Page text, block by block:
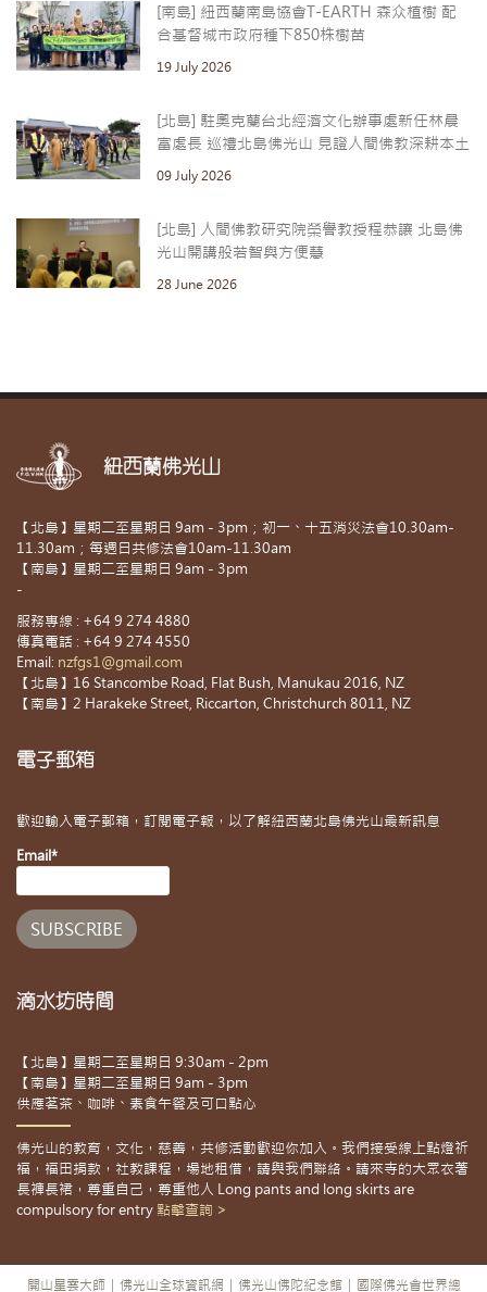
[南島] 紐西蘭南島協會T-EARTH 森众植樹 配
合基督城市政府種下850株樹苗
19 July 2026
[北島] 駐奧克蘭台北經濟文化辦事處新任林晨
富處長 巡禮北島佛光山 見證人間佛教深耕本土
09 July 2026
[北島] 人間佛教研究院榮譽教授程恭讓 北島佛
光山開講般若智與方便慧
28 June 2026
紐西蘭佛光山
【北島】星期二至星期日 9am - 3pm；初一、十五消災法會10.30am-
11.30am；每週日共修法會10am-11.30am
【南島】星期二至星期日 9am - 3pm
-
服務專線 : +64 9 274 4880
傳真電話 : +64 9 274 4550
Email: nzfgs1@gmail.com
【北島】16 Stancombe Road, Flat Bush, Manukau 2016, NZ
【南島】2 Harakeke Street, Riccarton, Christchurch 8011, NZ
電子郵箱
歡迎輸入電子郵箱，訂閱電子報，以了解紐西蘭北島佛光山最新訊息
Email*
滴水坊時間
【北島】星期二至星期日 9:30am - 2pm
【南島】星期二至星期日 9am - 3pm
供應茗茶、咖啡、素食午餐及可口點心
佛光山的教育，文化，慈善，共修活動歡迎你加入。我們接受線上點燈祈
福，福田捐款，社教課程，場地租借，請與我們聯絡。請來寺的大眾衣著
長褲長裙，尊重自己，尊重他人 Long pants and long skirts are
compulsory for entry 點擊查詢 >
開山星雲大師 佛光山全球資訊網 佛光山佛陀紀念館 國際佛光會世界總